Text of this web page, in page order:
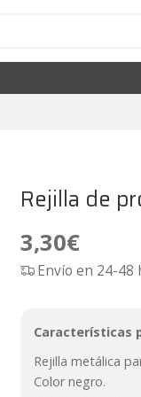
Rejilla de
3,30€
Envío en 24-48
Características
Rejilla metálica
Color negro.